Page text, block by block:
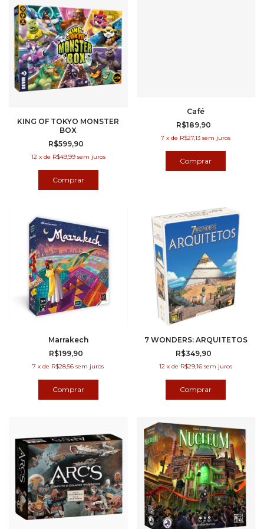
KING OF TOKYO MONSTER
BOX
R$599,90
12 x de R$49,99 sem juros
Café
R$189,90
7 xde R$27,13 sem juros
Marrakech
R$199,90
7 xde R$28,56 sem juros
7 WONDERS: ARQUITETOS
R$349,90
12 xde R$29,16 sem juros